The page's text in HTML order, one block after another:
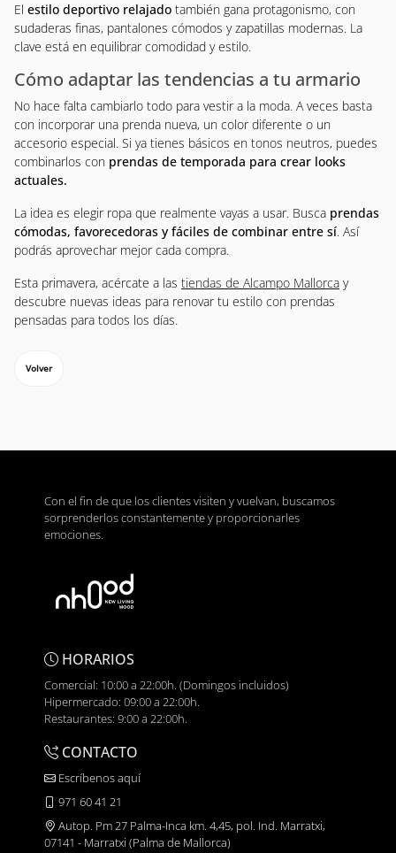
El estilo deportivo relajado también gana protagonismo, con
sudaderas finas, pantalones cómodos y zapatillas modernas. La
clave está en equilibrar comodidad y estilo.
Cómo adaptar las tendencias a tu armario
No hace falta cambiarlo todo para vestir a la moda. A veces basta
con incorporar una prenda nueva, un color diferente o un
accesorio especial. Si ya tienes básicos en tonos neutros, puedes
combinarlos con prendas de temporada para crear looks
actuales.
La idea es elegir ropa que realmente vayas a usar. Busca prendas
cómodas, favorecedoras y fáciles de combinar entre sí. Así
podrás aprovechar mejor cada compra.
Esta primavera, acércate a las tiendas de Alcampo Mallorca y
descubre nuevas ideas para renovar tu estilo con prendas
pensadas para todos los días.
Volver
Con el fin de que los clientes visiten y vuelvan, buscamos
sorprenderlos constantemente y proporcionarles
emociones.
HORARIOS
Comercial: 10:00 a 22:00h. (Domingos incluidos)
Hipermercado: 09:00 a 22:00h.
Restaurantes: 9:00 a 22:00h.
CONTACTO
Escríbenos aquí
971 60 41 21
Autop. Pm 27 Palma-Inca km. 4,45, pol. Ind. Marratxi,
07141 - Marratxi (Palma de Mallorca)